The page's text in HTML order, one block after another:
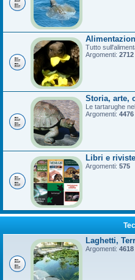
Tutto
Argomenti: 2712
Storia, arte,
Le tartarughe
Argomenti: 4476
Libri e riviste
Argomenti: 575
Laghetti,
Argomenti: 4618